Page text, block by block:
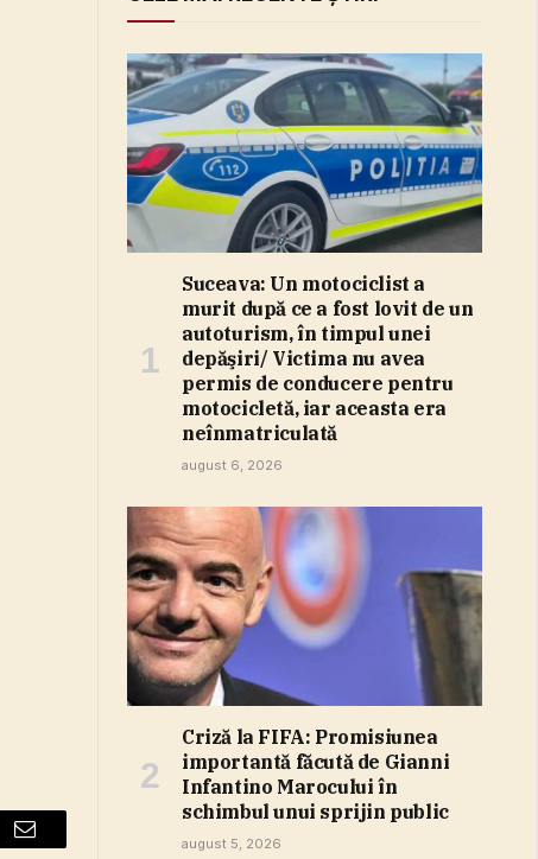
Email
Suceava: Un motociclist a
murit după ce a fost lovit de un
autoturism, în timpul unei
depăşiri/ Victima nu avea
permis de conducere pentru
motocicletă, iar aceasta era
neînmatriculată
august 6, 2026
Criză la FIFA: Promisiunea
importantă făcută de Gianni
Infantino Marocului în
schimbul unui sprijin public
august 5, 2026